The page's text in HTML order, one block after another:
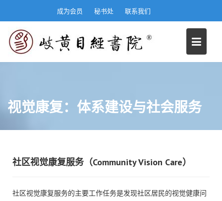
o
成为会员 秘书处 联系我们
视觉康复：体系建设与社会服务
社区视觉康复服务（Community Vision Care）
社区视觉康复服务的主要工作任务是发现社区居民的视觉健康问